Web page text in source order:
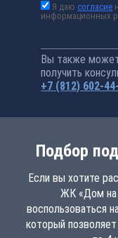
Я даюсогласие
информационных
Вы также
получить
+7 (812) 602-
Подбор
Если вы хотите
ЖК «Дом на
воспользоваться
который